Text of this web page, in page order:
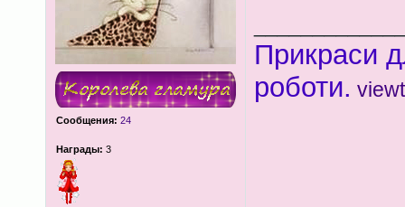
Сообщения: 24
Награды: 3
Прикраси
роботи.